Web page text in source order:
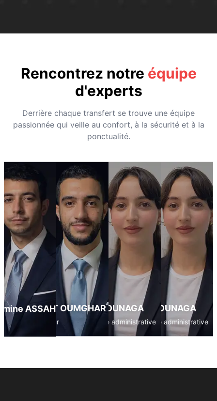
Rencontrez notre équipe
d'experts
Derrière chaque transfert se trouve une équipe
passionnée qui veille au confort, à la sécurité et à la
ponctualité.
ASSAHMOUR
khalid AIT OUMGHAR
Co-fondateur
Habiba BOUNAGA
Responsable administrative
Habiba BOUNAGA
Responsable administrative